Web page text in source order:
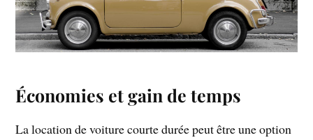
Économies et gain de temps
La location de voiture courte durée peut être une option